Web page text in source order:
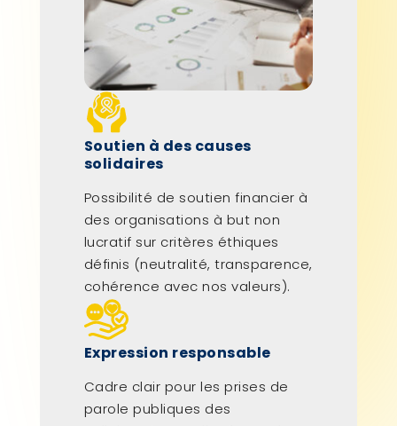
Soutien à des causes
solidaires
Possibilité de soutien financier à
des organisations à but non
lucratif sur critères éthiques
définis (neutralité, transparence,
cohérence avec nos valeurs).
Expression responsable
Cadre clair pour les prises de
parole publiques des